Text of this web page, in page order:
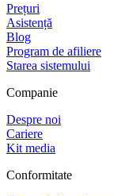
Prețuri
Asistență
Blog
Program de afiliere
Starea sistemului
Companie
Despre noi
Cariere
Kit media
Conformitate